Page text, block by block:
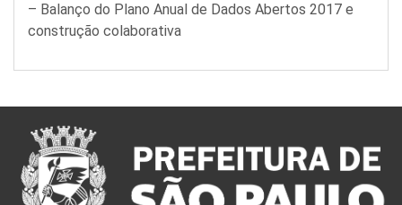
– Balanço do Plano Anual de Dados Abertos 2017 e
construção colaborativa